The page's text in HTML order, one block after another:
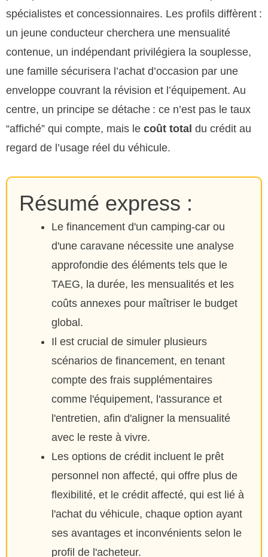
spécialistes et concessionnaires. Les profils diffèrent :
un jeune conducteur cherchera une mensualité
contenue, un indépendant privilégiera la souplesse,
une famille sécurisera l’achat d’occasion par une
enveloppe couvrant la révision et l’équipement. Au
centre, un principe se détache : ce n’est pas le taux
“affiché” qui compte, mais le coût total du crédit au
regard de l’usage réel du véhicule.
Résumé express :
Le financement d'un camping-car ou
d'une caravane nécessite une analyse
approfondie des éléments tels que le
TAEG, la durée, les mensualités et les
coûts annexes pour maîtriser le budget
global.
Il est crucial de simuler plusieurs
scénarios de financement, en tenant
compte des frais supplémentaires
comme l'équipement, l'assurance et
l'entretien, afin d'aligner la mensualité
avec le reste à vivre.
Les options de crédit incluent le prêt
personnel non affecté, qui offre plus de
flexibilité, et le crédit affecté, qui est lié à
l'achat du véhicule, chaque option ayant
ses avantages et inconvénients selon le
profil de l'acheteur.